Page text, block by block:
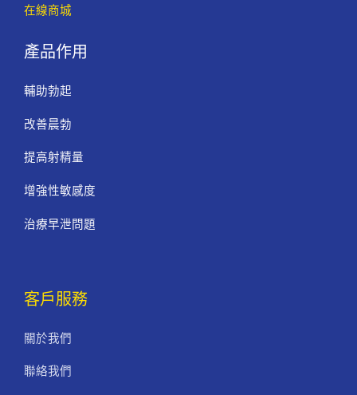
在線商城
產品作用
輔助勃起
改善晨勃
提高射精量
增強性敏感度
治療早泄問題
客戶服務
關於我們
聯絡我們